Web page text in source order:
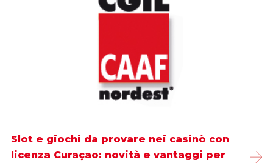
Slot e giochi da provare nei casinò con
licenza Curaçao: novità e vantaggi per